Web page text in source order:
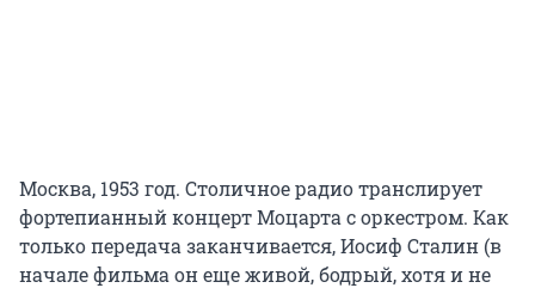
Москва, 1953 год. Столичное радио транслирует
фортепианный концерт Моцарта с оркестром. Как
только передача заканчивается, Иосиф Сталин (в
начале фильма он еще живой, бодрый, хотя и не